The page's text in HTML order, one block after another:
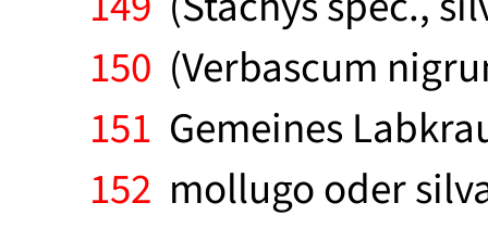
150 (Verbascum
151 Gemeines
152 mollugo oder